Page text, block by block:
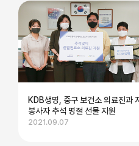
KDB생명, 중구 보건소 의료진과
봉사자 추석 명절 선물 지원
2021.09.07